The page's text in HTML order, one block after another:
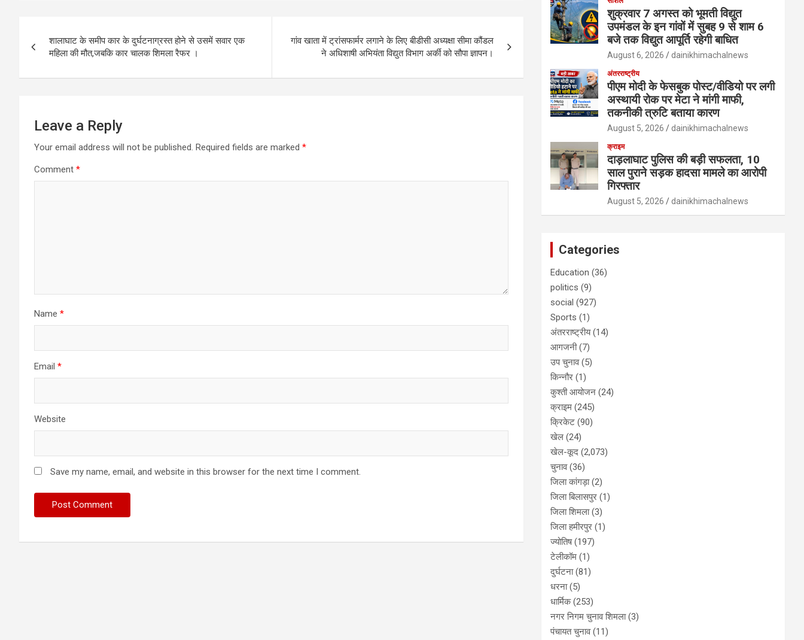
navigation
शालाघाट के समीप कार के दुर्घटनाग्रस्त होने से उसमें सवार एक
महिला की मौत,जबकि कार चालक शिमला रैफर ।
गांव खाता में ट्रांसफार्मर लगाने के लिए बीडीसी अध्यक्षा सीमा कौंडल
ने अधिशाषी अभियंता विद्युत विभाग अर्की को सौपा ज्ञापन।
Leave a Reply
Your email address will not be published. Required fields are marked *
Comment *
Name *
Email *
Website
Save my name, email, and website in this browser for the next time I comment.
शुक्रवार 7 अगस्त को भूमती विद्युत
उपमंडल के इन गांवों में सुबह 9 से शाम 6
बजे तक विद्युत आपूर्ति रहेगी बाधित
August 6, 2026 dainikhimachalnews
अंतरराष्ट्रीय
पीएम मोदी के फेसबुक पोस्ट/वीडियो पर लगी
अस्थायी रोक पर मेटा ने मांगी माफी,
तकनीकी त्रुटि बताया कारण
August 5, 2026 dainikhimachalnews
क्राइम
दाड़लाघाट पुलिस की बड़ी सफलता, 10
साल पुराने सड़क हादसा मामले का आरोपी
गिरफ्तार
August 5, 2026 dainikhimachalnews
Categories
Education (36)
politics (9)
social (927)
Sports (1)
अंतरराष्ट्रीय(14)
आगजनी(7)
उप चुनाव(5)
किन्नौर (1)
कुश्ती आयोजन (24)
क्राइम (245)
क्रिकेट (90)
खेल (24)
खेल-कूद (2,073)
चुनाव(36)
जिला कांगड़ा(2)
जिला बिलासपुर (1)
जिला शिमला(3)
जिला हमीरपुर (1)
ज्योतिष(197)
टेलीकॉम (1)
दुर्घटना(81)
धरना(5)
धार्मिक(253)
नगर निगम चुनाव शिमला(3)
पंचायत चुनाव(11)